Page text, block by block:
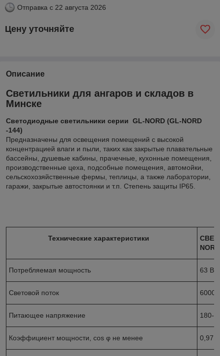
Отправка с 22 августа 2026
Цену уточняйте
Описание
Светильники для ангаров и складов в
Минске
Светодиодные светильники серии GL-NORD (GL-NORD
-144)
Предназначены для освещения помещений с высокой
концентрацией влаги и пыли, таких как закрытые плавательные
бассейны, душевые кабины, прачечные, кухонные помещения,
производственные цеха, подсобные помещения, автомойки,
сельскохозяйственные фермы, теплицы, а также лаборатории,
гаражи, закрытые автостоянки и т.п. Степень защиты IP65.
Технические характеристики
Потребляемая мощность 63 Вт
Световой поток 6000
Питающее напряжение 180-
Коэффициент мощности, cos φ не менее 0,97